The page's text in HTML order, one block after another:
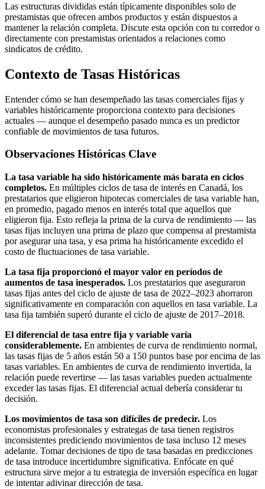
Las estructuras divididas están típicamente disponibles solo de
prestamistas que ofrecen ambos productos y están dispuestos a
mantener la relación completa. Discute esta opción con tu corredor o
directamente con prestamistas orientados a relaciones como
sindicatos de crédito.
Contexto de Tasas Históricas
Entender cómo se han desempeñado las tasas comerciales fijas y
variables históricamente proporciona contexto para decisiones
actuales — aunque el desempeño pasado nunca es un predictor
confiable de movimientos de tasa futuros.
Observaciones Históricas Clave
La tasa variable ha sido históricamente más barata en ciclos
completos. En múltiples ciclos de tasa de interés en Canadá, los
prestatarios que eligieron hipotecas comerciales de tasa variable han,
en promedio, pagado menos en interés total que aquellos que
eligieron fija. Esto refleja la prima de la curva de rendimiento — las
tasas fijas incluyen una prima de plazo que compensa al prestamista
por asegurar una tasa, y esa prima ha históricamente excedido el
costo de fluctuaciones de tasa variable.
La tasa fija proporcionó el mayor valor en períodos de
aumentos de tasa inesperados. Los prestatarios que aseguraron
tasas fijas antes del ciclo de ajuste de tasa de 2022–2023 ahorraron
significativamente en comparación con aquellos en tasa variable. La
tasa fija también superó durante el ciclo de ajuste de 2017–2018.
El diferencial de tasa entre fija y variable varía
considerablemente. En ambientes de curva de rendimiento normal,
las tasas fijas de 5 años están 50 a 150 puntos base por encima de las
tasas variables. En ambientes de curva de rendimiento invertida, la
relación puede revertirse — las tasas variables pueden actualmente
exceder las tasas fijas. El diferencial actual debería considerar tu
decisión.
Los movimientos de tasa son difíciles de predecir. Los
economistas profesionales y estrategas de tasa tienen registros
inconsistentes prediciendo movimientos de tasa incluso 12 meses
adelante. Tomar decisiones de tipo de tasa basadas en predicciones
de tasa introduce incertidumbre significativa. Enfócate en qué
estructura sirve mejor a tu estrategia de inversión específica en lugar
de intentar adivinar dirección de tasa.